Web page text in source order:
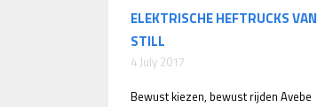
ELEKTRISCHE HEFTRUCKS VAN
STILL
4 July 2017
Bewust kiezen, bewust rijden Avebe